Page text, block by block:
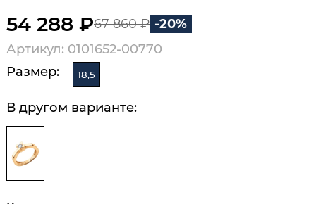
54 288 ₽67 860 ₽ -20%
Артикул: 0101652-00770
Размер:
18,5
В другом варианте: